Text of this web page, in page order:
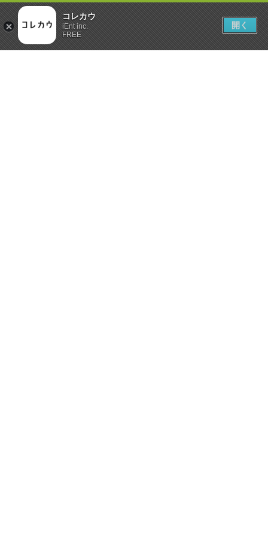
コレカウ
iEnt inc.
FREE
開く